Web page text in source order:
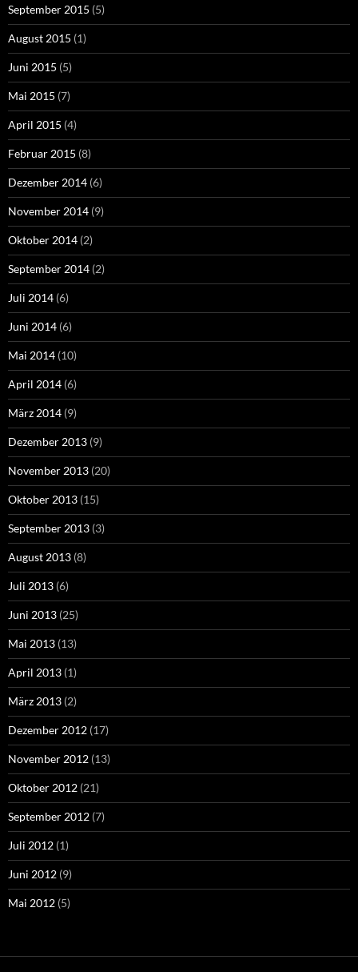
September 2015 (5)
August 2015 (1)
Juni 2015 (5)
Mai 2015 (7)
April 2015 (4)
Februar 2015 (8)
Dezember 2014 (6)
November 2014 (9)
Oktober 2014 (2)
September 2014 (2)
Juli 2014 (6)
Juni 2014 (6)
Mai 2014 (10)
April 2014 (6)
März 2014 (9)
Dezember 2013 (9)
November 2013 (20)
Oktober 2013 (15)
September 2013 (3)
August 2013 (8)
Juli 2013 (6)
Juni 2013 (25)
Mai 2013 (13)
April 2013 (1)
März 2013 (2)
Dezember 2012 (17)
November 2012 (13)
Oktober 2012 (21)
September 2012 (7)
Juli 2012 (1)
Juni 2012 (9)
Mai 2012 (5)